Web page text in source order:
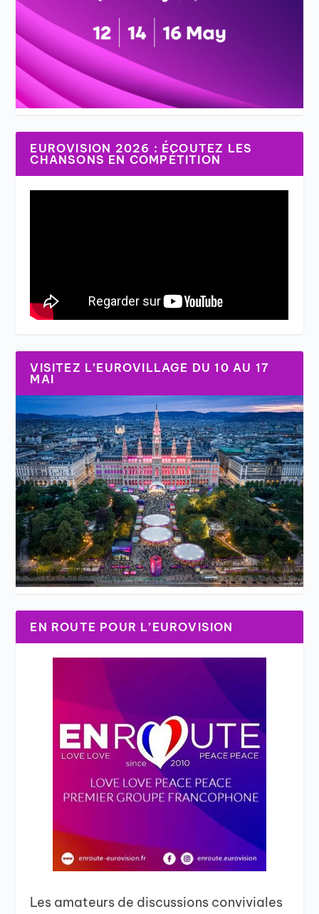
EUROVISION 2026 : ÉCOUTEZ LES
CHANSONS EN COMPÉTITION
VISITEZ L’EUROVILLAGE DU 10 AU 17
MAI
EN ROUTE POUR L’EUROVISION
Les amateurs de discussions conviviales